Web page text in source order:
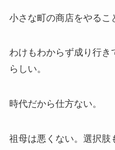
小さな町の商店をやるこ
わけもわからず成り行き
らしい。
時代だから仕方ない。
祖母は悪くない。選択肢